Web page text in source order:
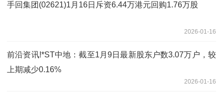
手回集团(02621)1月16日斥资6.44万港元回购1.76万股
2026-01-16
前沿资讯!*ST中地：截至1月9日最新股东户数3.07万户，较
上期减少0.16%
2026-01-16